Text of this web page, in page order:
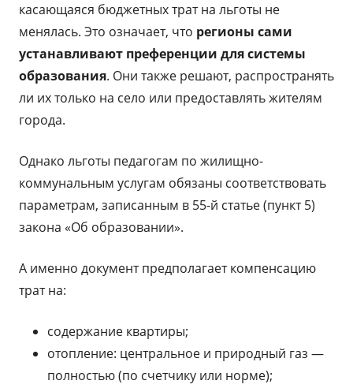
касающаяся бюджетных трат на льготы не
менялась. Это означает, что регионы сами
устанавливают преференции для системы
образования. Они также решают, распространять
ли их только на село или предоставлять жителям
города.
Однако льготы педагогам по жилищно-
коммунальным услугам обязаны соответствовать
параметрам, записанным в 55-й статье (пункт 5)
закона «Об образовании».
А именно документ предполагает компенсацию
трат на:
содержание квартиры;
отопление: центральное и природный газ —
полностью (по счетчику или норме);